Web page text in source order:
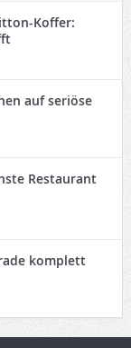
Koffer:
auf seriöse
Restaurant
komplett